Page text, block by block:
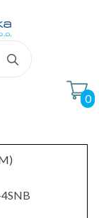
for:
0